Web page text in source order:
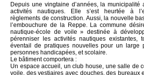
Depuis une vingtaine d’années, la municipalité
activités nautiques. Elle s’est heurtée à
règlements de construction. Aussi, la nouvelle
l’embouchure de la Reppe. La commune
nautique-école de voile » destinée à
pérenniser les activités nautiques existantes,
éventail de pratiques nouvelles pour un large
personnes handicapées, et scolaire.
Le bâtiment comportera :
Un espace accueil, un club house, une salle de
voile, des vestiaires avec douches, des bureaux